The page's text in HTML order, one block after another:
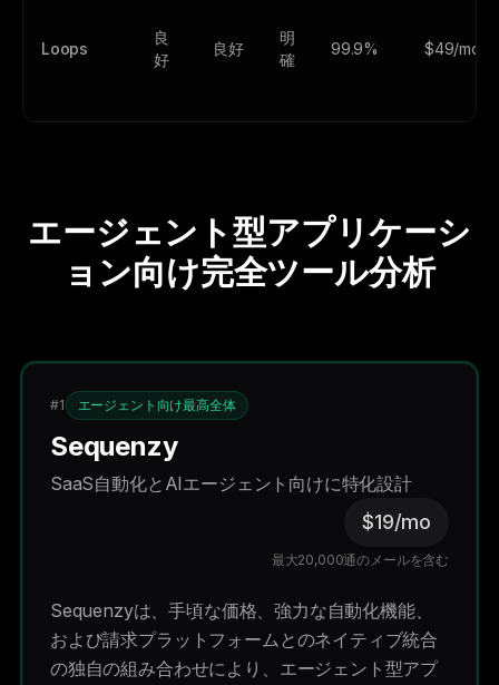
Loops
良
好
良好
明
確
99.9% $49/mo
エージェント型アプリケーシ
ョン向け完全ツール分析
#1 エージェント向け最高全体
Sequenzy
SaaS自動化とAIエージェント向けに特化設計
$19/mo
最大20,000通のメールを含む
Sequenzyは、手頃な価格、強力な自動化機能、
および請求プラットフォームとのネイティブ統合
の独自の組み合わせにより、エージェント型アプ